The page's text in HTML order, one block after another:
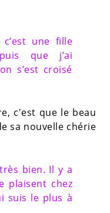
c’est une fille
que j’ai
s’est croisé
c'est que le beau
sa nouvelle chérie
bien. Il y a
plaisent chez
suis le plus à